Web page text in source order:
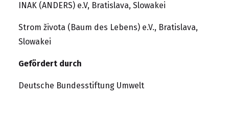
INAK (ANDERS) e.V, Bratislava, Slowakei
Strom života (Baum des Lebens) e.V., Bratislava,
Slowakei
Gefördert durch
Deutsche Bundesstiftung Umwelt